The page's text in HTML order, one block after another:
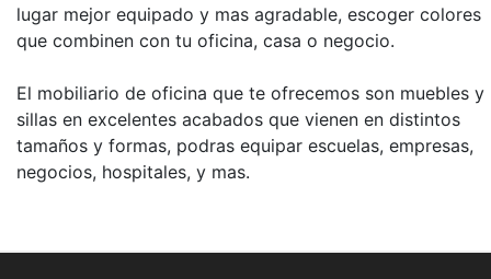
lugar mejor equipado y mas agradable, escoger colores
que combinen con tu oficina, casa o negocio.
El mobiliario de oficina que te ofrecemos son muebles y
sillas en excelentes acabados que vienen en distintos
tamaños y formas, podras equipar escuelas, empresas,
negocios, hospitales, y mas.